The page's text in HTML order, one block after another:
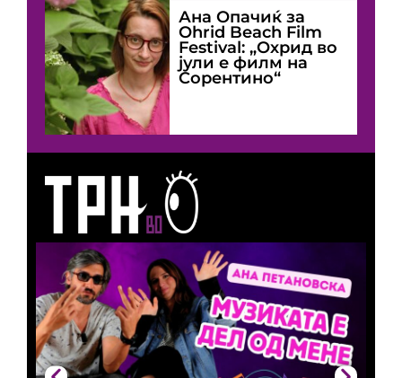
Ана Опачиќ за
Оhrid Beach Film
Festival: „Охрид во
јули е филм на
Сорентино“